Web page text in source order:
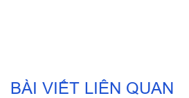
BÀI VIẾT LIÊN QUAN